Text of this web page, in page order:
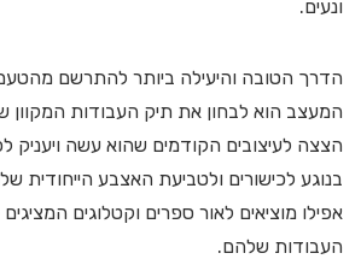
ונעים.
הדרך הטובה והיעילה ביותר להתרשם
המעצב הוא לבחון את תיק העבודות
הצצה לעיצובים הקודמים שהוא עשה ויעניק
בנוגע לכישורים ולטביעת האצבע הייחודית
אפילו מוציאים לאור ספרים וקטלוגים
העבודות שלהם.